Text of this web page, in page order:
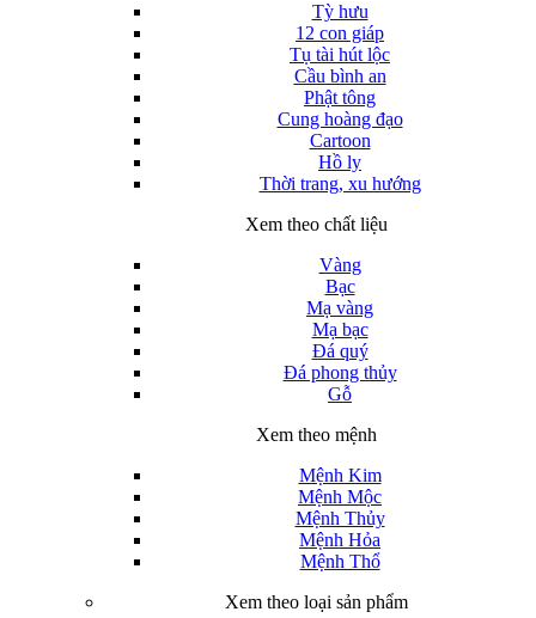
Tỳ hưu
12 con giáp
Tụ tài hút lộc
Cầu bình an
Phật tông
Cung hoàng đạo
Cartoon
Hồ ly
Thời trang, xu hướng
Xem theo chất liệu
Vàng
Bạc
Mạ vàng
Mạ bạc
Đá quý
Đá phong thủy
Gỗ
Xem theo mệnh
Mệnh Kim
Mệnh Mộc
Mệnh Thủy
Mệnh Hỏa
Mệnh Thổ
Xem theo loại sản phẩm